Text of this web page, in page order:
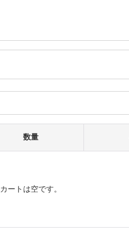
数量
カートは空です。